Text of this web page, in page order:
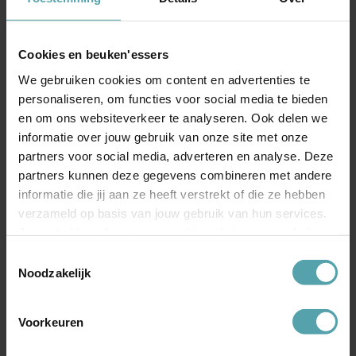
Cookies en beuken'essers
We gebruiken cookies om content en advertenties te
personaliseren, om functies voor social media te bieden
en om ons websiteverkeer te analyseren. Ook delen we
informatie over jouw gebruik van onze site met onze
partners voor social media, adverteren en analyse. Deze
partners kunnen deze gegevens combineren met andere
informatie die jij aan ze heeft verstrekt of die ze hebben
verzameld op basis van jouw gebruik van hun services.
Noodzakelijk
Voorkeuren
Weet jij wat er in jouw
bedrijf geregeld is?
We stellen ondernemers weleens de volgende vraag: stel
dat jouw beste medewerker morgen uitvalt, wat staat er
dan voor hem of haar geregeld? En wat staat er voor jou
geregeld?
Veel ondernemers die we spreken, hebben hun risico’s nooit
echt op een rij gezet. De kosten van niets doen zijn bijna
Bij beuken’essers helpen we MKB-ondernemers inzicht te
verborgen agenda. Gewoon een helder gesprek over wat je
geregeld hebt, en wat niet. Afgestemd op jouw bedrijf en